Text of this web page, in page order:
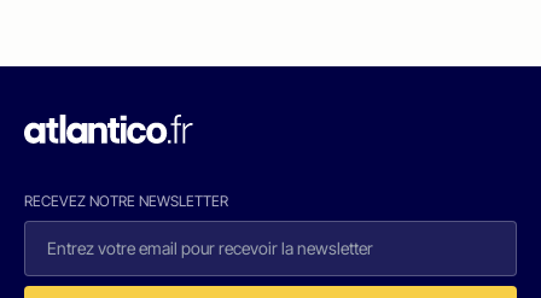
RECEVEZ NOTRE NEWSLETTER